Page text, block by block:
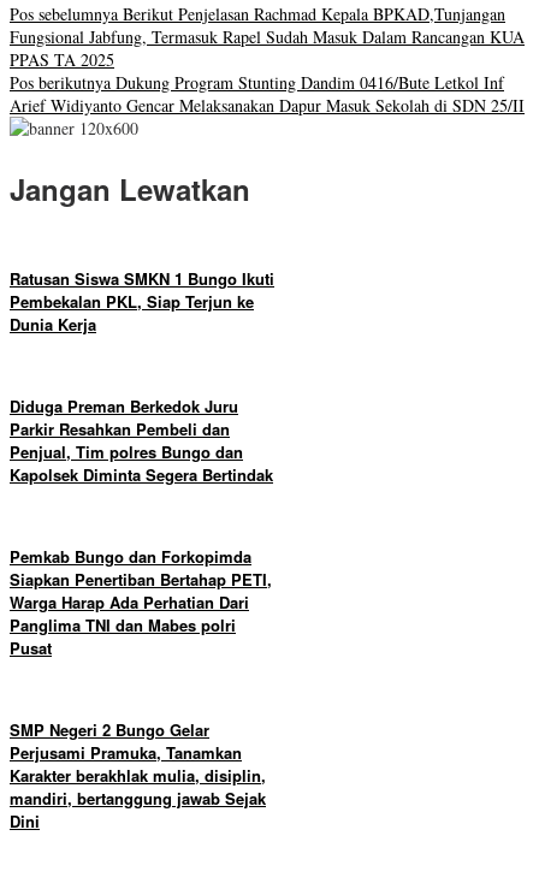
Pos sebelumnya Berikut Penjelasan Rachmad Kepala BPKAD,Tunjangan
Fungsional Jabfung, Termasuk Rapel Sudah Masuk Dalam Rancangan KUA
PPAS TA 2025
Pos berikutnya Dukung Program Stunting Dandim 0416/Bute Letkol Inf
Arief Widiyanto Gencar Melaksanakan Dapur Masuk Sekolah di SDN 25/II
Jangan Lewatkan
Ratusan Siswa SMKN 1 Bungo Ikuti
Pembekalan PKL, Siap Terjun ke
Dunia Kerja
Diduga Preman Berkedok Juru
Parkir Resahkan Pembeli dan
Penjual, Tim polres Bungo dan
Kapolsek Diminta Segera Bertindak
Pemkab Bungo dan Forkopimda
Siapkan Penertiban Bertahap PETI,
Warga Harap Ada Perhatian Dari
Panglima TNI dan Mabes polri
Pusat
SMP Negeri 2 Bungo Gelar
Perjusami Pramuka, Tanamkan
Karakter berakhlak mulia, disiplin,
mandiri, bertanggung jawab Sejak
Dini